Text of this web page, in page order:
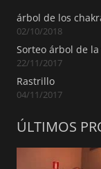
árbol de los
02/10/2018
Sorteo árbol de
22/11/2017
Rastrillo
04/11/2017
ÚLTIMOS